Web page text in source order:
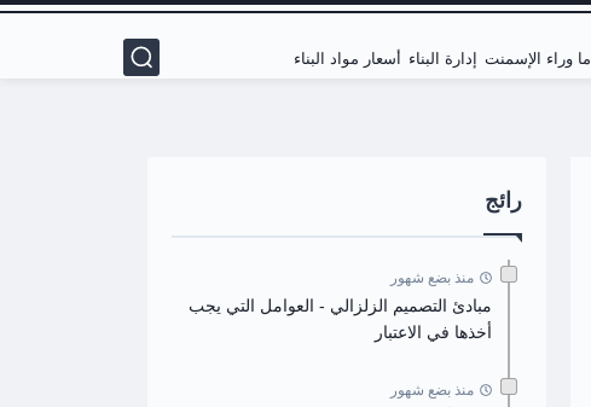
ما وراء الإسمنت إدارة البناء أسعار مواد البناء
رائج
منذ بضع شهور
مبادئ التصميم الزلزالي - العوامل التي يجب
أخذها في الاعتبار
منذ بضع شهور